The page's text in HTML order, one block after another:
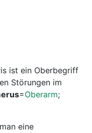
ist ein Oberbegriff
Störungen im
=Oberarm;
eine